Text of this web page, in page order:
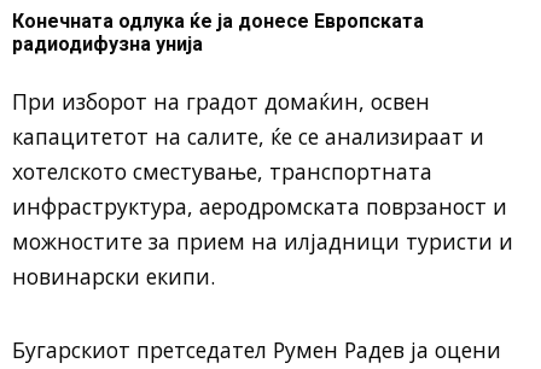
Конечната одлука ќе ја донесе Европската
радиодифузна унија
При изборот на градот домаќин, освен
капацитетот на салите, ќе се анализираат и
хотелското сместување, транспортната
инфраструктура, аеродромската поврзаност и
можностите за прием на илјадници туристи и
новинарски екипи.
Бугарскиот претседател Румен Радев ја оцени